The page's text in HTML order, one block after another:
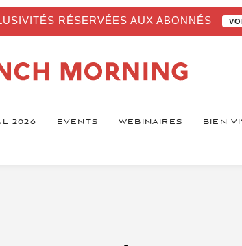
RÉSERVÉES AUX ABONNÉS
2026 EVENTS WEBINAIRES BIEN